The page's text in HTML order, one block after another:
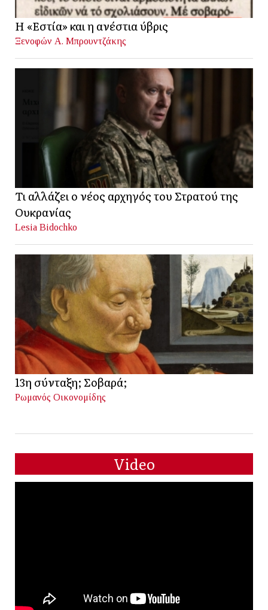
Η «Εστία» και η ανέστια ύβρις
Ξενοφών Α. Μπρουντζάκης
Τι αλλάζει ο νέος αρχηγός του Στρατού της
Ουκρανίας
Lesia Bidochko
13η σύνταξη; Σοβαρά;
Ρωμανός Οικονομίδης
Video